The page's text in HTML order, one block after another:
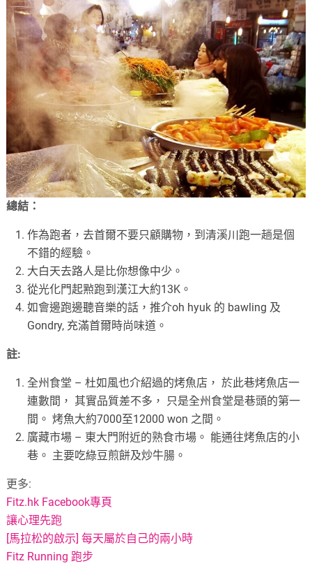
總結：
作為跑者，去首爾不要只顧購物，到清溪川跑一趟是個
不錯的經驗。
大白天去路人是比你想像中少。
從光化門起㸃跑到漢江大約13K。
如會邊跑邊聽音樂的話，推介oh hyuk 的 bawling 及
Gondry, 充滿首爾時尚味道。
註:
全州食堂 – 杜如風也介紹過的烤魚店， 於此巷烤魚店一
連數間， 其實品質差不多， 只是全州食堂是巷頭的第一
間。 烤魚大約7000至12000 won 之間。
廣藏市場 – 東大門附近的熟食市場。 能通往烤魚店的小
巷。 主要吃綠豆煎餅及炒牛腸。
更多:
Fitz.hk Facebook專頁
讓心理先跑
[馬拉松的啟示] 每天屬於自己的兩小時
Fitz Running 跑步